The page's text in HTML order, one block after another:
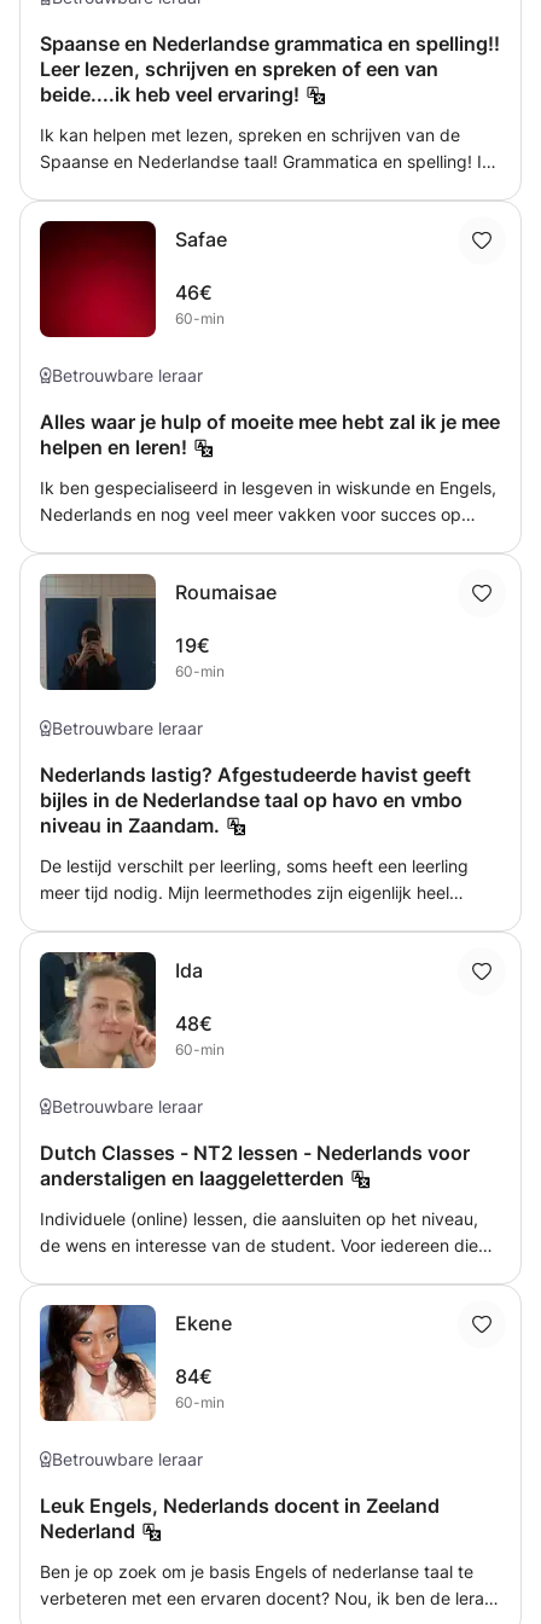
Spaanse en Nederlandse grammatica en spelling!!
Leer lezen, schrijven en spreken of een van
beide....ik heb veel ervaring!
Ik kan helpen met lezen, spreken en schrijven van de
Spaanse en Nederlandse taal! Grammatica en spelling! Ik
lessen zijn online en eventueel bij de leerling thuis. Ik heb
veel ervaring in het geven van bijles Spaans. De inhoud
van mijn lessen pas ik aan, aan de vraag en de behoefte
Safae
46€
60-min
Betrouwbare leraar
Alles waar je hulp of moeite mee hebt zal ik je mee
helpen en leren!
Ik ben gespecialiseerd in lesgeven in wiskunde en Engels,
Nederlands en nog veel meer vakken voor succes op
bijles gegeven. Mijn doel is om de leerling student zo
goed mogelijk te helpen in alle moeilijkheden die zij
hebben. Ik geef huiswerk na elke les en geef periodieke
voortgangsrapporten.
Roumaisae
19€
60-min
Betrouwbare leraar
Nederlands lastig? Afgestudeerde havist geeft
bijles in de Nederlandse taal op havo en vmbo
niveau in Zaandam.
De lestijd verschilt per leerling, soms heeft een leerling
meer tijd nodig. Mijn leermethodes zijn eigenlijk heel
tricks Vervolgens maken we wat opdrachten om zo de
lesstof toe te passen. Na ongeveer 2 weken zal ik de
behandelde lesstof toetsen om te kijken waar het niveau
dan ligt. Leerlingen geven natuurlijk eerst aan waar zij
van schoolboeken. Ik geef les aan leerling op het VMBO
Ida
48€
60-min
Betrouwbare leraar
Dutch Classes - NT2 lessen - Nederlands voor
anderstaligen en laaggeletterden
Individuele (online) lessen, die aansluiten op het niveau,
de wens en interesse van de student. Voor iedereen die
tempo van de student. Indien gewenst, is les thuis of op
locatie ook mogelijk.
Ekene
84€
60-min
Betrouwbare leraar
Leuk Engels, Nederlands docent in Zeeland
Nederland
Ben je op zoek om je basis Engels of nederlanse taal te
verbeteren met een ervaren docent? Nou, ik ben de leraar